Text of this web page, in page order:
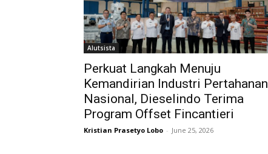
Alutsista
Perkuat Langkah Menuju
Kemandirian Industri Pertahanan
Nasional, Dieselindo Terima
Program Offset Fincantieri
Kristian Prasetyo Lobo - June 25, 2026